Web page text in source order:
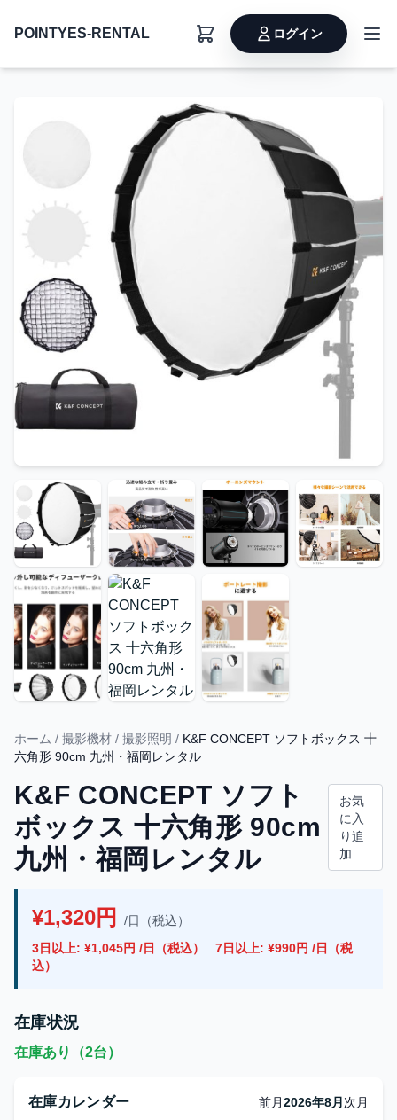
POINTYES-RENTAL ログイン
ホーム / 撮影機材 / 撮影照明 / K&F CONCEPT ソフトボックス 十
六角形 90cm 九州・福岡レンタル
K&F CONCEPT ソフト
ボックス 十六角形 90cm
九州・福岡レンタル
お気
に入
り追
加
¥1,320円
/日（税込）
3日以上: ¥1,045円 /日（税込）
7日以上: ¥990円 /日（税
込）
在庫状況
在庫あり（2台）
在庫カレンダー 前月2026年8月 次月